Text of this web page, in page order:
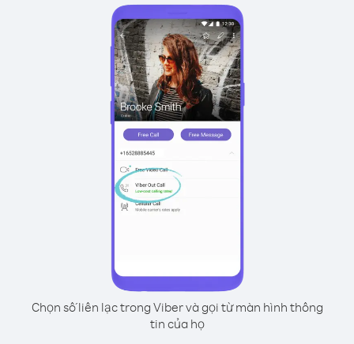
Chọn số liên lạc trong Viber và gọi từ màn hình thông
tin của họ